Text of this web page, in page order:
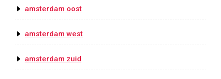
amsterdam oost
amsterdam west
amsterdam zuid